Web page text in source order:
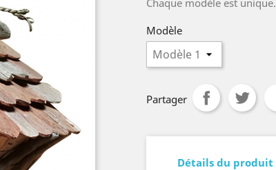
Chaque modèle est unique.
Modèle
Partager
Détails du produit